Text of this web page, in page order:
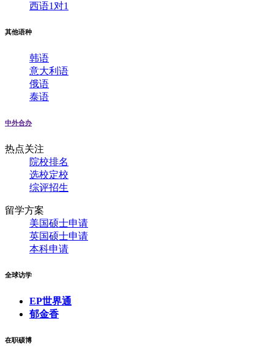
西语1对1
其他语种
韩语
意大利语
俄语
泰语
中外合办
热点关注
院校排名
选校定校
综评招生
留学方案
美国硕士申请
英国硕士申请
本科申请
全球访学
EP世界通
郁金香
在职硕博